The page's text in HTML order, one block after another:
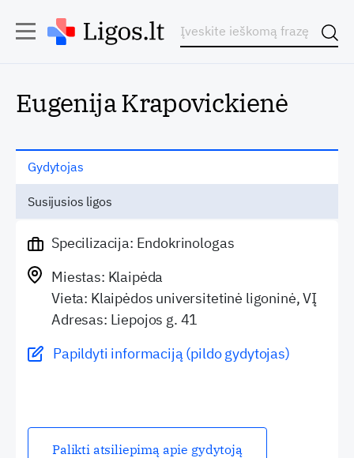
Eugenija Krapovickienė
Gydytojas
Susijusios ligos
Specilizacija: Endokrinologas
Miestas: Klaipėda
Vieta: Klaipėdos universitetinė ligoninė, VĮ
Adresas: Liepojos g. 41
Papildyti informaciją (pildo gydytojas)
Palikti atsiliepimą apie gydytoją